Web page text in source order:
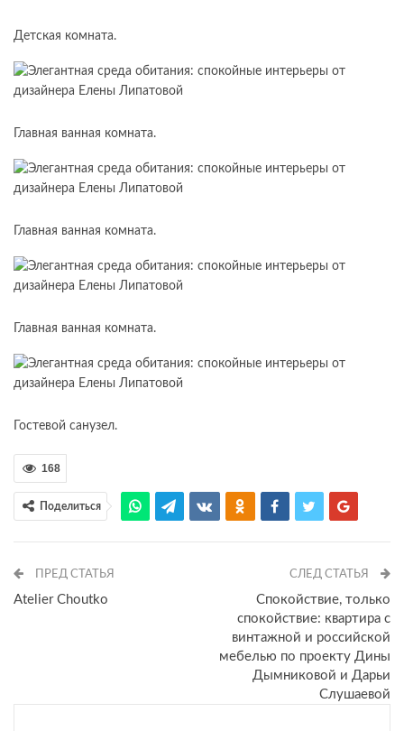
Детская комната.
Главная ванная комната.
Главная ванная комната.
Главная ванная комната.
Гостевой санузел.
168
Поделиться
ПРЕД СТАТЬЯ
Atelier Choutko
СЛЕД СТАТЬЯ
Спокойствие, только
спокойствие: квартира c
винтажной и российской
мебелью по проекту Дины
Дымниковой и Дарьи
Слушаевой